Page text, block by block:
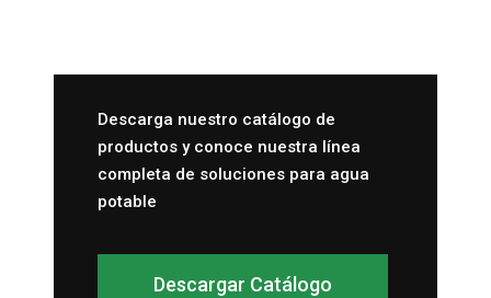
Descarga nuestro catálogo de
productos y conoce nuestra línea
completa de soluciones para agua
potable
Descargar Catálogo